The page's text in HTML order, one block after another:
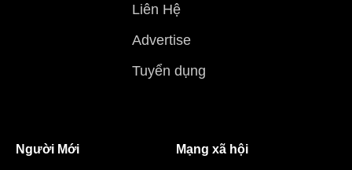
Liên Hệ
Advertise
Tuyển dụng
Người Mới Mạng xã hội